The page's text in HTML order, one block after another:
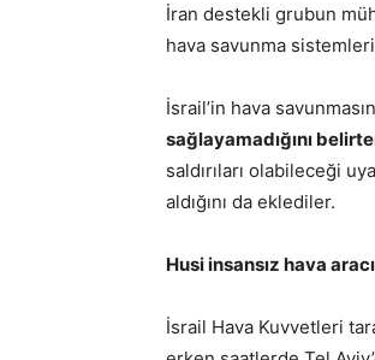
İran destekli grubun
hava savunma
İsrail’in hava
sağlayamadığını
saldırıları olabileceği
aldığını da eklediler.
Husi insansız hava
İsrail Hava Kuvvetleri